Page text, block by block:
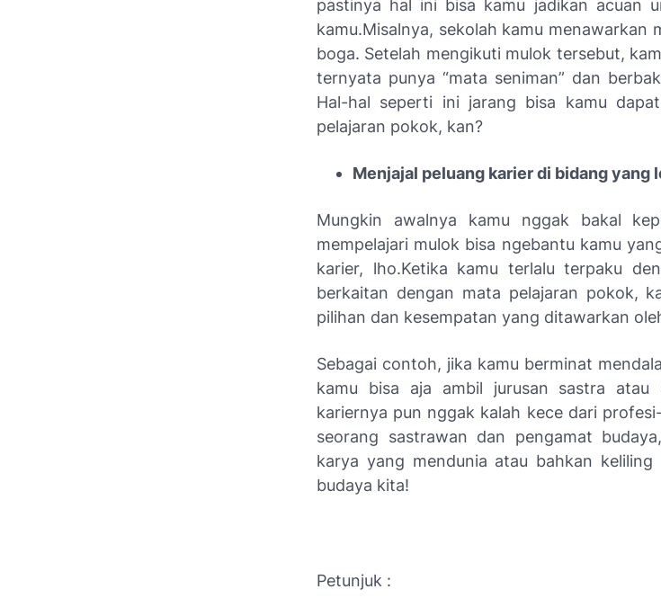
pastinya hal ini bisa kamu jadikan acuan
kamu.Misalnya, sekolah kamu
boga. Setelah mengikuti mulok tersebut,
ternyata punya “mata seniman” dan
Hal-hal seperti ini jarang bisa kamu
pelajaran pokok, kan?
Menjajal peluang karier di bidang yang
Mungkin awalnya kamu nggak bakal
mempelajari mulok bisa ngebantu kamu
karier, lho.Ketika kamu terlalu terpaku
berkaitan dengan mata pelajaran pokok,
pilihan dan kesempatan yang ditawarkan
Sebagai contoh, jika kamu berminat
kamu bisa aja ambil jurusan sastra atau
kariernya pun nggak kalah kece dari
seorang sastrawan dan pengamat
karya yang mendunia atau bahkan keliling
budaya kita!
Petunjuk :